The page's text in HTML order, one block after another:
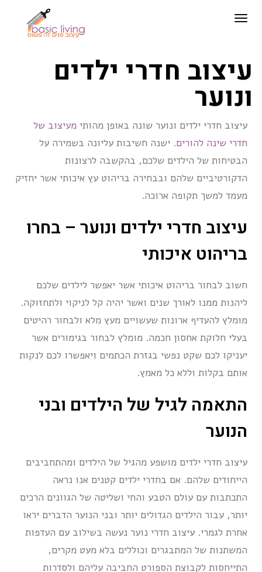
תפריט
עיצוב חדרי ילדים
ונוער
עיצוב חדרי ילדים ונוער שונה באופן מהותי מעיצוב של
חדרי שינה להורים. ישנה חשיבות עליונה בשמירה על
הבטיחות של הילדים שלכם, בהקשבה לרצונות
הדקורטיביים שלהם ובבחירה בריהוט עץ איכותי אשר יחזיק
מעמד למשך תקופה ארוכה.
עיצוב חדרי ילדים ונוער – בחרו
בריהוט איכותי
חשוב לבחור בריהוט איכותי אשר יאפשר לילדים שלכם
ליהנות ממנו לאורך שנים ואשר יהיה קל לניקוי ולתחזוקה.
מומלץ להעדיף ארונות שעשויים מעץ מלא ולבחור רהיטים
בעלי חלוקת אחסון חכמה. מומלץ לבחור בגימורים אשר
יעניקו לכם שקט נפשי בגזרת הכתמים ויאפשרו לכם לנקות
אותם בקלות וללא כל מאמץ.
התאמה לגיל של הילדים ובני
הנוער
עיצוב חדרי ילדים מושפע מהגיל של הילדים ומהתחביבים
הייחודים שלהם. אם בחדרי ילדים קטנים אנו נראה
התכתבות עם עולם הטבע והחי ושליטה של הגוונים הרכים
יותר, עבור הילדים הגדולים יותר ובני הנוער הדברים יראו
אחרת לגמרי. עיצוב חדרי נוער נעשה בשילוב עם העדפות
המשתנות של המתבגרים וכוללים בלא מעט מקרים,
התייחסות לקבוצת הספורט החביבה עליהם ולסדרות